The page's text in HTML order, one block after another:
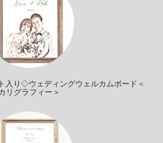
入り◇ウェディングウェルカムボード＜
リグラフィー＞